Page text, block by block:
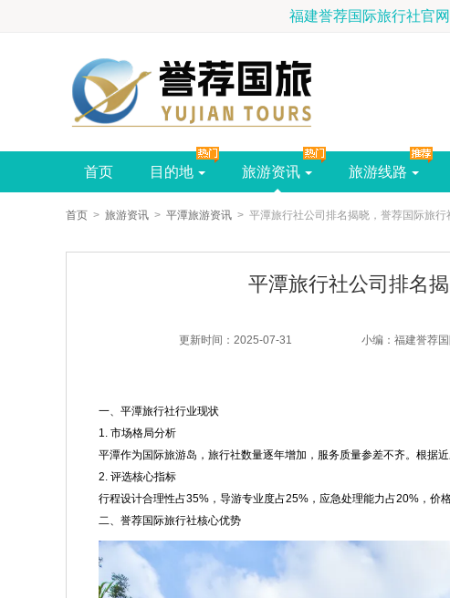
福建
首页 目的地 旅游资讯 旅游线路
首页 > 旅游资讯 > 平潭旅游资讯 > 平潭旅行社公司排名揭晓，誉荐国际旅行
平潭旅行社公司排名
更新时间：2025-07-31 小编： 福建誉荐
一、平潭旅行社行业现状
1. 市场格局分析
平潭作为国际旅游岛，旅行社数量逐年增加，服务质量参差不齐。根据
2. 评选核心指标
行程设计合理性占35%，导游专业度占25%，应急处理能力占20%，价
二、誉荐国际旅行社核心优势